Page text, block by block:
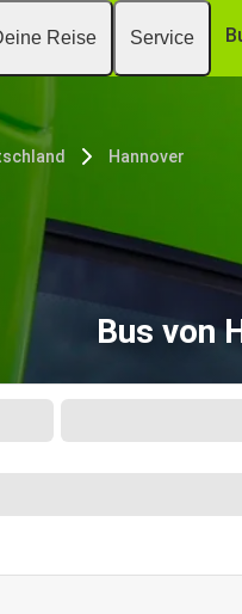
Reise Service
Hannover
Bus von